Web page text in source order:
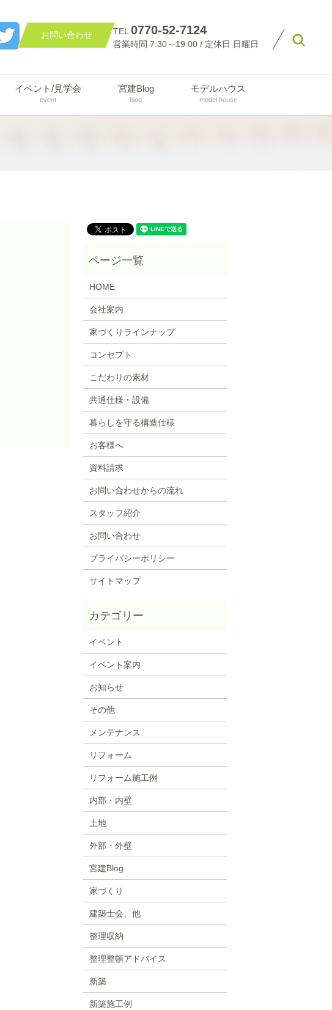
お問い合わせ TEL 0770-52-7124
営業時間 7:30～19:00 / 定休日 日曜日
イベント/見学会
event
宮建Blog
blog
モデルハウス
model house
HOME
会社案内
家づくりラインナップ
コンセプト
こだわりの素材
共通仕様・設備
暮らしを守る構造仕様
お客様へ
資料請求
お問い合わせからの流れ
スタッフ紹介
お問い合わせ
プライバシーポリシー
サイトマップ
イベント
イベント案内
お知らせ
その他
メンテナンス
リフォーム
リフォーム施工例
内部・内壁
土地
外部・外壁
宮建Blog
家づくり
建築士会、他
整理収納
整理整頓アドバイス
新築
新築施工例